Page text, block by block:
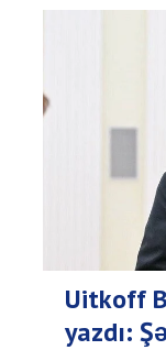
Uitkoff
yazdı: